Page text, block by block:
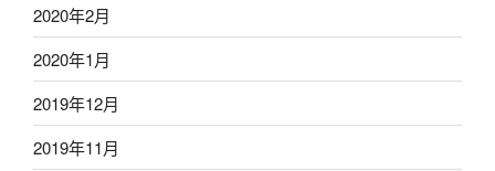
2020年2月
2020年1月
2019年12月
2019年11月